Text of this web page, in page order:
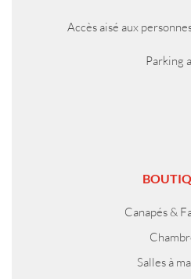
Accès aisé aux
Parking
Canapés &
Salles à